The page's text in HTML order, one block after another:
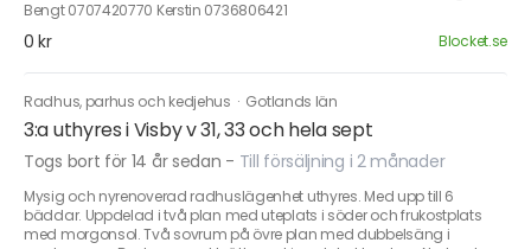
Bengt 0707420770 Kerstin 0736806421
0 kr Blocket.se
Radhus, parhus och kedjehus · Gotlands län
3:a uthyres i Visby v 31, 33 och hela sept
Togs bort för 14 år sedan - Till försäljning i 2 månader
Mysig och nyrenoverad radhuslägenhet uthyres. Med upp till 6
bäddar. Uppdelad i två plan med uteplats i söder och frukostplats
med morgonsol. Två sovrum på övre plan med dubbelsäng i